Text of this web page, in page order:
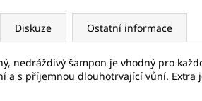
Diskuze Ostatní informace
nedráždivý šampon je vhodný pro
a s příjemnou dlouhotrvající vůní.